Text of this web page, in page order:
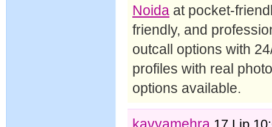
Noida at pocket-
friendly, and
outcall options with
profiles with real
options available.